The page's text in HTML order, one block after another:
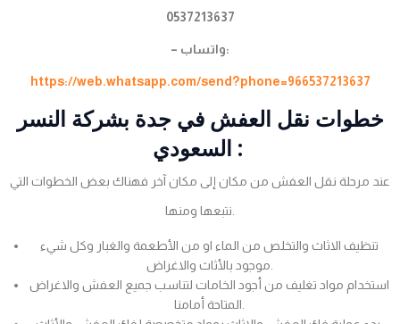
0537213637
– واتساب:
https://web.whatsapp.com/send?phone=966537213637
خطوات نقل العفش في جدة بشركة النسر
السعودي :
عند مرحلة نقل العفش من مكان إلى مكان آخر فهناك بعض الخطوات التي
تنظيف الاثاث والتخلص من الماء او من الأطعمة والغبار وكل شيء
استخدام مواد تغليف من أجود الخامات لتناسب جميع العفش والاغراض